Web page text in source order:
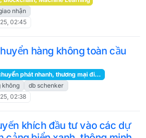
nhận
02:45
hàng không toàn cầu
phát nhanh, thương mại điện tử, kho hàng
không
db schenker
02:38
khích đầu tư vào các dự